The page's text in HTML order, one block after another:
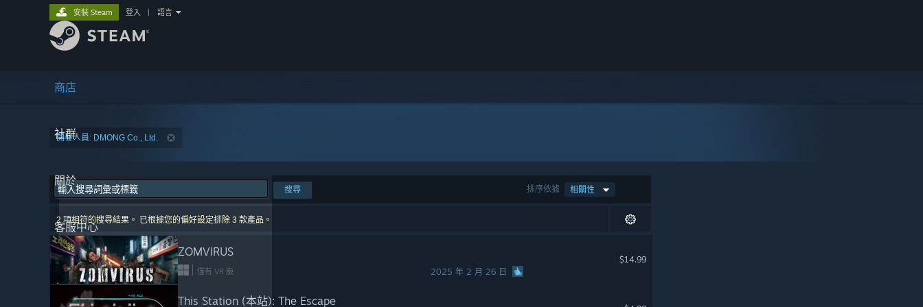
商店
社群
關於
客服中心
安裝 Steam 登入 語言
開發人員: DMONG Co., Ltd.
排序依據 相關性
搜尋
2 項相符的搜尋結果。 已根據您的偏好設定排除 3 款產品。
ZOMVIRUS
僅有 VR 版 2025 年 2 月 26 日
$14.99
This Station (本站): The Escape